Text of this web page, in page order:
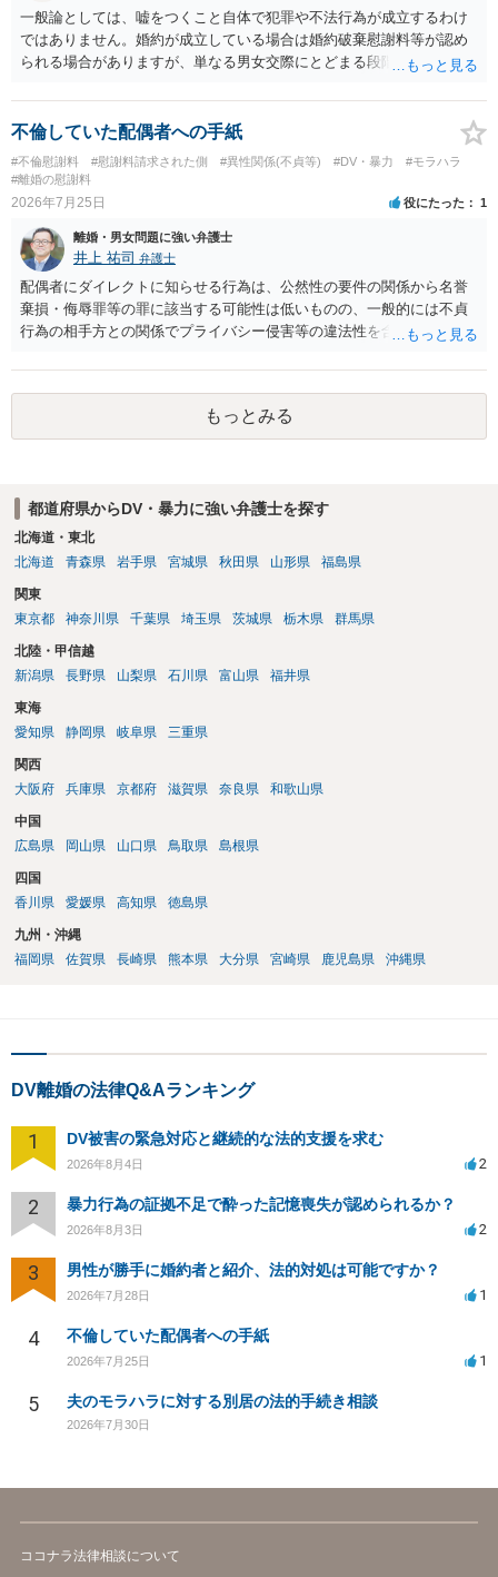
一般論としては、嘘をつくこと自体で犯罪や不法行為が成立するわけ
ではありません。婚約が成立している場合は婚約破棄慰謝料等が認め
られる場合がありますが、単なる男女交際にとどまる段階の場合、独
慰謝料は生じないことが多いと思われます。 お怒りはごもっともです
が、仮に交際を進めたとしても後に相手を信頼できなくなる可能性が
高かったということですので、むしろ結婚しなくてよかったと割り切
って、交際を終わらせるのがよいと思います。
不倫していた配偶者への手紙
#不倫慰謝料 #慰謝料請求された側 #異性関係(不貞等) #DV・暴力
#モラハラ
#離婚の慰謝料
2026年7月25日 役にたった 1
離婚・男女問題に強い弁護士
井上 祐司 弁護士
配偶者にダイレクトに知らせる行為は、公然性の要件の関係から名誉
棄損・侮辱罪等の罪に該当する可能性は低いものの、一般的には不貞
行為の相手方との関係でプライバシー侵害等の違法性を含む行為で
ため、弁護士としては推奨しないことが一般的かと思います。
もっとみる
都道府県からDV・暴力に強い弁護士を探す
北海道・東北
北海道
青森県 岩手県 宮城県 秋田県 山形県 福島県
関東
東京都
神奈川県 千葉県 埼玉県 茨城県 栃木県 群馬県
北陸・甲信越
新潟県
長野県 山梨県 石川県 富山県 福井県
東海
愛知県
静岡県 岐阜県 三重県
関西
大阪府
兵庫県 京都府 滋賀県 奈良県 和歌山県
中国
広島県
岡山県 山口県 鳥取県 島根県
四国
香川県
愛媛県 高知県 徳島県
九州・沖縄
福岡県
佐賀県 長崎県 熊本県 大分県 宮崎県 鹿児島県 沖縄県
DV離婚の法律Q&Aランキング
1 DV被害の緊急対応と継続的な法的支援を求む
2026年8月4日 2
2 暴力行為の証拠不足で酔った記憶喪失が認められるか？
2026年8月3日 2
3 男性が勝手に婚約者と紹介、法的対処は可能ですか？
2026年7月28日 1
4 不倫していた配偶者への手紙
2026年7月25日 1
5 夫のモラハラに対する別居の法的手続き相談
2026年7月30日
ココナラ法律相談について